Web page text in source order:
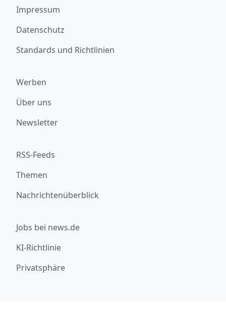
Impressum
Datenschutz
Standards und Richtlinien
Werben
Über uns
Newsletter
RSS-Feeds
Themen
Nachrichtenüberblick
Jobs bei news.de
KI-Richtlinie
Privatsphäre